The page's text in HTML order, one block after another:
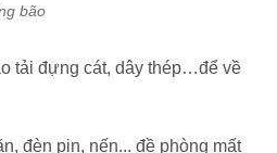
bão
tải đựng cát, dây thép…để về
đèn pin, nến... đề phòng mất